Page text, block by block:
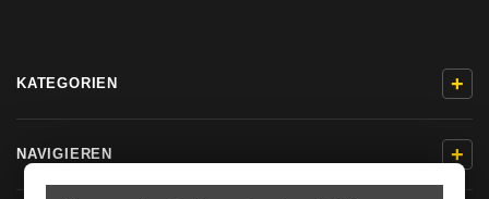
KATEGORIEN +
NAVIGIEREN +